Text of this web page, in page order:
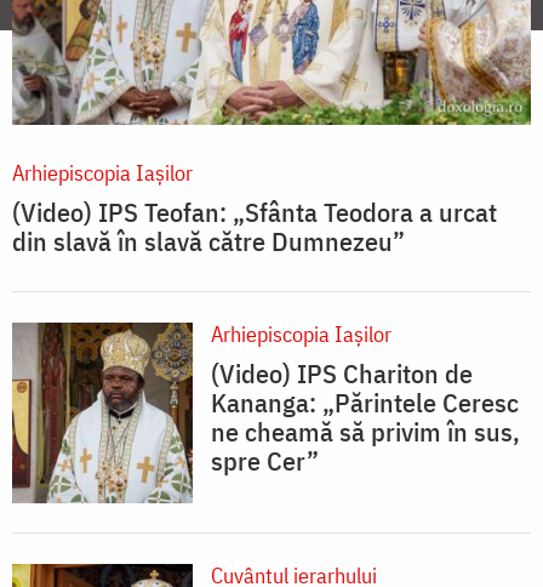
Arhiepiscopia Iaşilor
(Video) IPS Teofan: „Sfânta Teodora a urcat
din slavă în slavă către Dumnezeu”
Arhiepiscopia Iaşilor
(Video) IPS Chariton de
Kananga: „Părintele Ceresc
ne cheamă să privim în sus,
spre Cer”
Cuvântul ierarhului